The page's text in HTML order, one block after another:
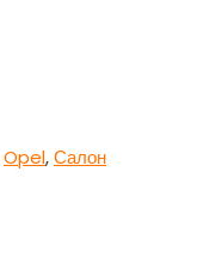
Opel,Салон